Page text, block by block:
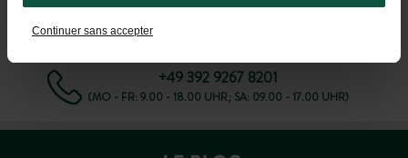
Continuer sans accepter
HILFE UND KONTAKT
+49 392 9267 8201
(MO - FR: 9.00 - 18.00 UHR; SA: 09.00 - 17.00 UHR)